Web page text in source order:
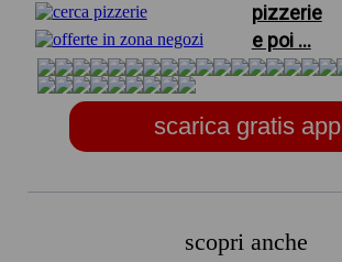
pizzerie
e poi ...
scarica gratis app
scopri anche